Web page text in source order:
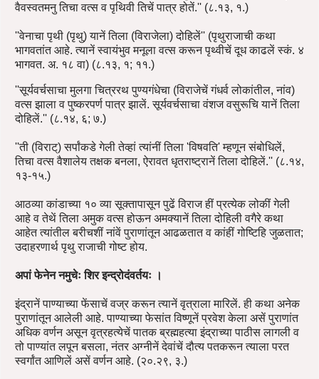
वैवस्वतमनु तिचा वत्स व पृथिवी तिचें पात्र होतें.'' (८.१३, १.)
''वेनाचा पृथी (पृथु) यानें तिला (विराजेला) दोहिलें'' (पृथुराजाची कथा
भागवतांत आहे. त्यानें स्वायंभुव मनूला वत्स करून पृथ्वीचें दूध काढलें स्कं. ४
भागवत. अ. १८ वा) (८.१३, १; ११.)
''सूर्यवर्चसाचा मुलगा चित्ररथ पुण्यगंधेचा (विराजेचें गंधर्व लोकांतील, नांव)
वत्स झाला व पुष्करपर्ण पात्र झालें. सूर्यवर्चसाचा वंशज वसुरूचि यानें तिला
दोहिलें.'' (८.१४, ६; ७.)
''ती (विराट्) सर्पांकडे गेली तेव्हां त्यांनीं तिला 'विषवति' म्हणून संबोधिलें,
तिचा वत्स वैशालेय तक्षक बनला, ऐरावत धृतराष्ट्रानें तिला दोहिलें.'' (८.१४,
१३-१५.)
आठव्या कांडाच्या १० व्या सूक्तापासून पुढें विराज हीं प्रत्येक लोकीं गेली
आहे व तेथें तिला अमुक वत्स होऊन अमक्यानें तिला दोहिली वगैरे कथा
आहेत त्यांतील बरीचशीं नांवें पुराणांतून आढळतात व कांहीं गोष्टिहि जुळतात;
उदाहरणार्थ पृथु राजाची गोष्ट होय.
अपां फेनेन नमुचेः शिर इन्द्रोदंवर्तयः ।
इंद्रानें पाण्याच्या फेंसाचें वज्र करून त्यानें वृत्राला मारिलें. ही कथा अनेक
पुराणांतून आलेली आहे. पाण्याच्या फेसांत विष्णूनें प्रवेश केला असें पुराणांत
अधिक वर्णन असून वृत्रहत्येचें पातक ब्रह्महत्या इंद्राच्या पाठीस लागली व
तो पाण्यांत लपून बसला, नंतर अग्नीनें देवांचें दौत्य पतकरून त्याला परत
स्वर्गांत आणिलें असें वर्णन आहे. (२०.२९, ३.)